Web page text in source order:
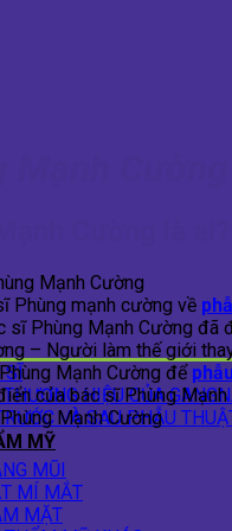
SĨ
HIỆU CỦA
VÀ SAU PHẪU
MỸ
MŨI
MÍ MẮT
MẶT
Mạnh Cường
Phùng mạnh cường về
sĩ Phùng Mạnh Cường đã
– Người làm thế giới
Mạnh Cường để
của bác sĩ Phùng
Mạnh Cường